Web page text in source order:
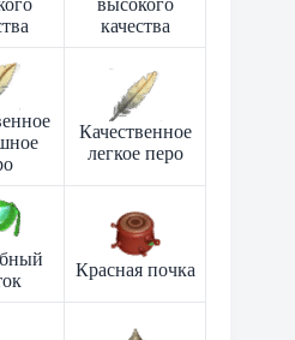
качества
Качественное
легкое перо
Красная почка